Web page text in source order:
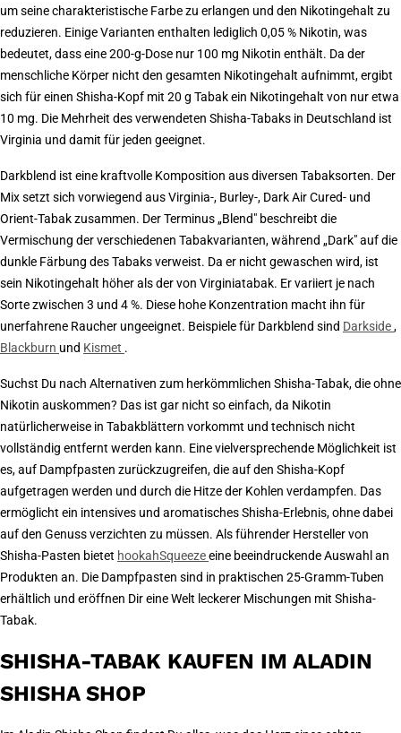
um seine charakteristische Farbe zu erlangen und den Nikotingehalt zu
reduzieren. Einige Varianten enthalten lediglich 0,05 % Nikotin, was
bedeutet, dass eine 200-g-Dose nur 100 mg Nikotin enthält. Da der
menschliche Körper nicht den gesamten Nikotingehalt aufnimmt, ergibt
sich für einen Shisha-Kopf mit 20 g Tabak ein Nikotingehalt von nur etwa
10 mg. Die Mehrheit des verwendeten Shisha-Tabaks in Deutschland ist
Virginia und damit für jeden geeignet.
Darkblend ist eine kraftvolle Komposition aus diversen Tabaksorten. Der
Mix setzt sich vorwiegend aus Virginia-, Burley-, Dark Air Cured- und
Orient-Tabak zusammen. Der Terminus „Blend" beschreibt die
Vermischung der verschiedenen Tabakvarianten, während „Dark" auf die
dunkle Färbung des Tabaks verweist. Da er nicht gewaschen wird, ist
sein Nikotingehalt höher als der von Virginiatabak. Er variiert je nach
Sorte zwischen 3 und 4 %. Diese hohe Konzentration macht ihn für
unerfahrene Raucher ungeeignet. Beispiele für Darkblend sind Darkside,
Blackburn und Kismet .
Suchst Du nach Alternativen zum herkömmlichen Shisha-Tabak, die ohne
Nikotin auskommen? Das ist gar nicht so einfach, da Nikotin
natürlicherweise in Tabakblättern vorkommt und technisch nicht
vollständig entfernt werden kann. Eine vielversprechende Möglichkeit ist
es, auf Dampfpasten zurückzugreifen, die auf den Shisha-Kopf
aufgetragen werden und durch die Hitze der Kohlen verdampfen. Das
ermöglicht ein intensives und aromatisches Shisha-Erlebnis, ohne dabei
auf den Genuss verzichten zu müssen. Als führender Hersteller von
Shisha-Pasten bietet hookahSqueezeeine beeindruckende Auswahl an
Produkten an. Die Dampfpasten sind in praktischen 25-Gramm-Tuben
erhältlich und eröffnen Dir eine Welt leckerer Mischungen mit Shisha-
Tabak.
SHISHA-TABAK KAUFEN IM ALADIN
SHISHA SHOP